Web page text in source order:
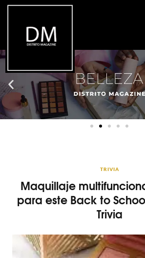
TRIVIA
Maquillaje
para este Back to
Trivia